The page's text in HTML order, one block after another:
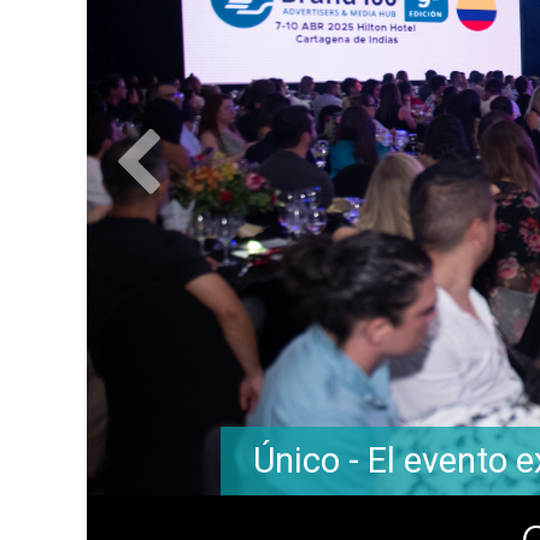
de todo el país